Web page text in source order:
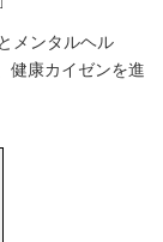
メンタルヘル
健康カイゼンを進